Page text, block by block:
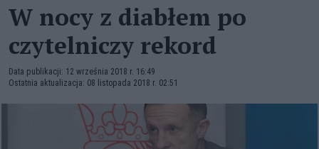
W nocy z diabłem po
czytelniczy rekord
Data publikacji: 12 września 2018 r. 16:49
Ostatnia aktualizacja: 08 listopada 2018 r. 02:51